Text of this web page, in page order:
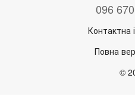
096
Контактна
Повна
©